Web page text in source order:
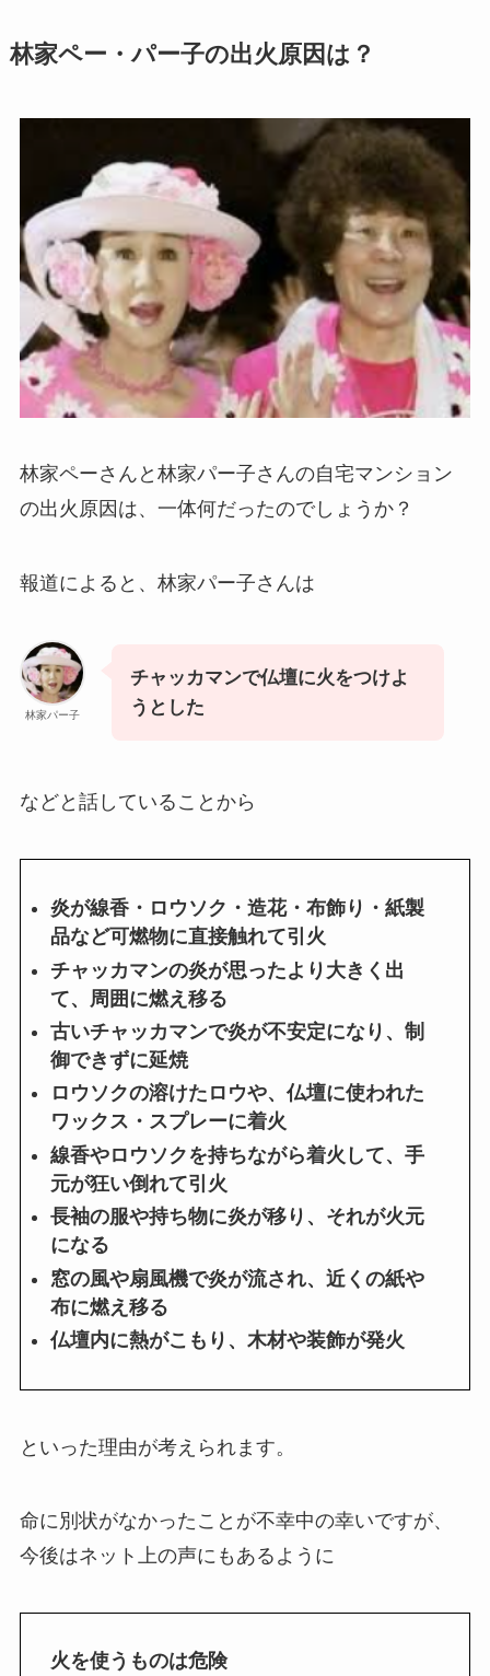
林家ペー・パー子の出火原因は？
林家ペーさんと林家パー子さんの自宅マンション
の出火原因は、一体何だったのでしょうか？
報道によると、林家パー子さんは
林家パー子
チャッカマンで仏壇に火をつけよ
うとした
などと話していることから
炎が線香・ロウソク・造花・布飾り・紙製
品など可燃物に直接触れて引火
チャッカマンの炎が思ったより大きく出
て、周囲に燃え移る
古いチャッカマンで炎が不安定になり、制
御できずに延焼
ロウソクの溶けたロウや、仏壇に使われた
ワックス・スプレーに着火
線香やロウソクを持ちながら着火して、手
元が狂い倒れて引火
長袖の服や持ち物に炎が移り、それが火元
になる
窓の風や扇風機で炎が流され、近くの紙や
布に燃え移る
仏壇内に熱がこもり、木材や装飾が発火
といった理由が考えられます。
命に別状がなかったことが不幸中の幸いですが、
今後はネット上の声にもあるように
火を使うものは危険